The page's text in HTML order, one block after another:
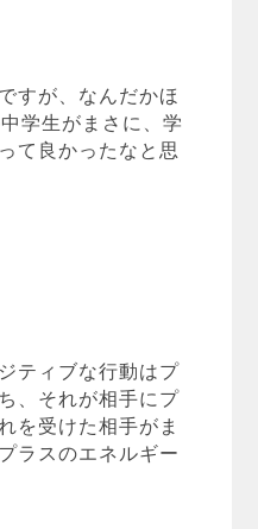
すが、なんだかほ
学生がまさに、学
て良かったなと思
ティブな行動はプ
、それが相手にプ
を受けた相手がま
ラスのエネルギー